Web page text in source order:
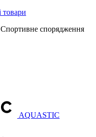
Спортивне спорядження
AQUASTIC